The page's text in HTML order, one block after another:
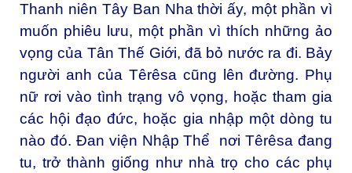
Thanh niên Tây Ban Nha thời ấy, một phần vì
muốn phiêu lưu, một phần vì thích những ảo
vọng của Tân Thế Giới, đã bỏ nước ra đi. Bảy
người anh của Têrêsa cũng lên đường. Phụ
nữ rơi vào tình trạng vô vọng, hoặc tham gia
các hội đạo đức, hoặc gia nhập một dòng tu
nào đó. Đan viện Nhập Thể nơi Têrêsa đang
tu, trở thành giống như nhà trọ cho các phụ